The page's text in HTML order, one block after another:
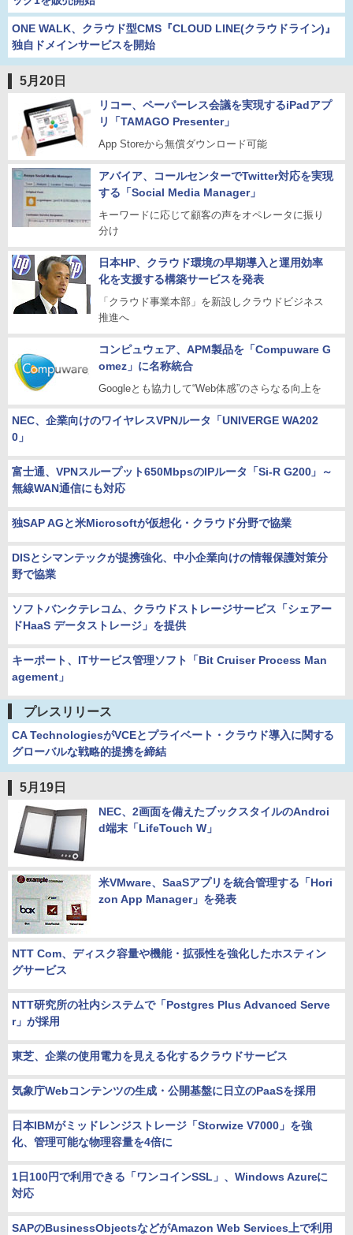
ONE WALK、クラウド型CMS『CLOUD LINE(クラウドライン)』
独自ドメインサービスを開始
5月20日
リコー、ペーパーレス会議を実現するiPadアプ
リ「TAMAGO Presenter」
App Storeから無償ダウンロード可能
アバイア、コールセンターでTwitter対応を実現
する「Social Media Manager」
キーワードに応じて顧客の声をオペレータに振り
分け
日本HP、クラウド環境の早期導入と運用効率
化を支援する構築サービスを発表
「クラウド事業本部」を新設しクラウドビジネス
推進へ
コンピュウェア、APM製品を「Compuware G
omez」に名称統合
Googleとも協力して“Web体感”のさらなる向上を
NEC、企業向けのワイヤレスVPNルータ「UNIVERGE WA202
0」
富士通、VPNスループット650MbpsのIPルータ「Si-R G200」～
無線WAN通信にも対応
独SAP AGと米Microsoftが仮想化・クラウド分野で協業
DISとシマンテックが提携強化、中小企業向けの情報保護対策分
野で協業
ソフトバンクテレコム、クラウドストレージサービス「シェアー
ドHaaS データストレージ」を提供
キーポート、ITサービス管理ソフト「Bit Cruiser Process Man
agement」
プレスリリース
CA TechnologiesがVCEとプライベート・クラウド導入に関する
グローバルな戦略的提携を締結
5月19日
NEC、2画面を備えたブックスタイルのAndroi
d端末「LifeTouch W」
米VMware、SaaSアプリを統合管理する「Hori
zon App Manager」を発表
NTT Com、ディスク容量や機能・拡張性を強化したホスティン
グサービス
NTT研究所の社内システムで「Postgres Plus Advanced Serve
r」が採用
東芝、企業の使用電力を見える化するクラウドサービス
気象庁Webコンテンツの生成・公開基盤に日立のPaaSを採用
日本IBMがミッドレンジストレージ「Storwize V7000」を強
化、管理可能な物理容量を4倍に
1日100円で利用できる「ワンコインSSL」、Windows Azureに
対応
SAPのBusinessObjectsなどがAmazon Web Services上で利用